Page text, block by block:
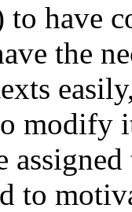
to have
the
modify
to